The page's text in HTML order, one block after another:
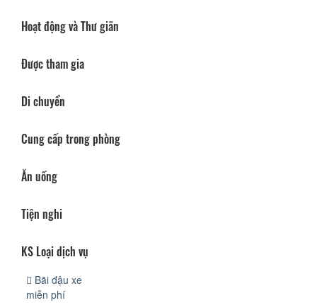
Hoạt động và Thư giãn
Được tham gia
Di chuyển
Cung cấp trong phòng
Ăn uống
Tiện nghi
KS Loại dịch vụ
Bãi đậu xe
miễn phí